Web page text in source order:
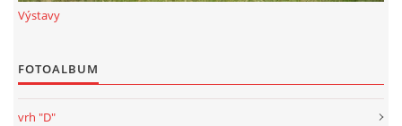
Výstavy
FOTOALBUM
vrh "D"